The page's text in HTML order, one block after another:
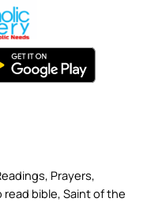
Prayers,
read bible, Saint of the